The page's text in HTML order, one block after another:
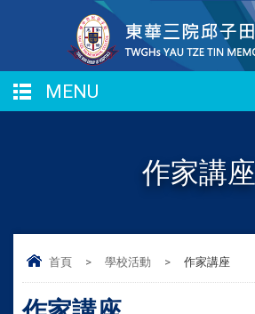
MENU
作家講座
首頁 > 學校活動 > 作家講座